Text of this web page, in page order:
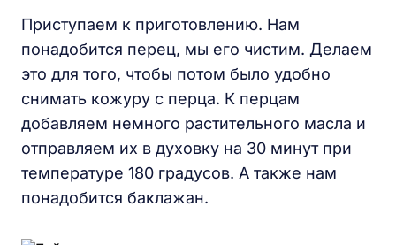
Приступаем к приготовлению. Нам
понадобится перец, мы его чистим. Делаем
это для того, чтобы потом было удобно
снимать кожуру с перца. К перцам
добавляем немного растительного масла и
отправляем их в духовку на 30 минут при
температуре 180 градусов. А также нам
понадобится баклажан.